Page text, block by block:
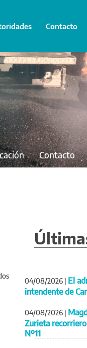
Contacto
Contacto
04/08/2026 | El
intendente de
04/08/2026 |
Zurieta
Nº11